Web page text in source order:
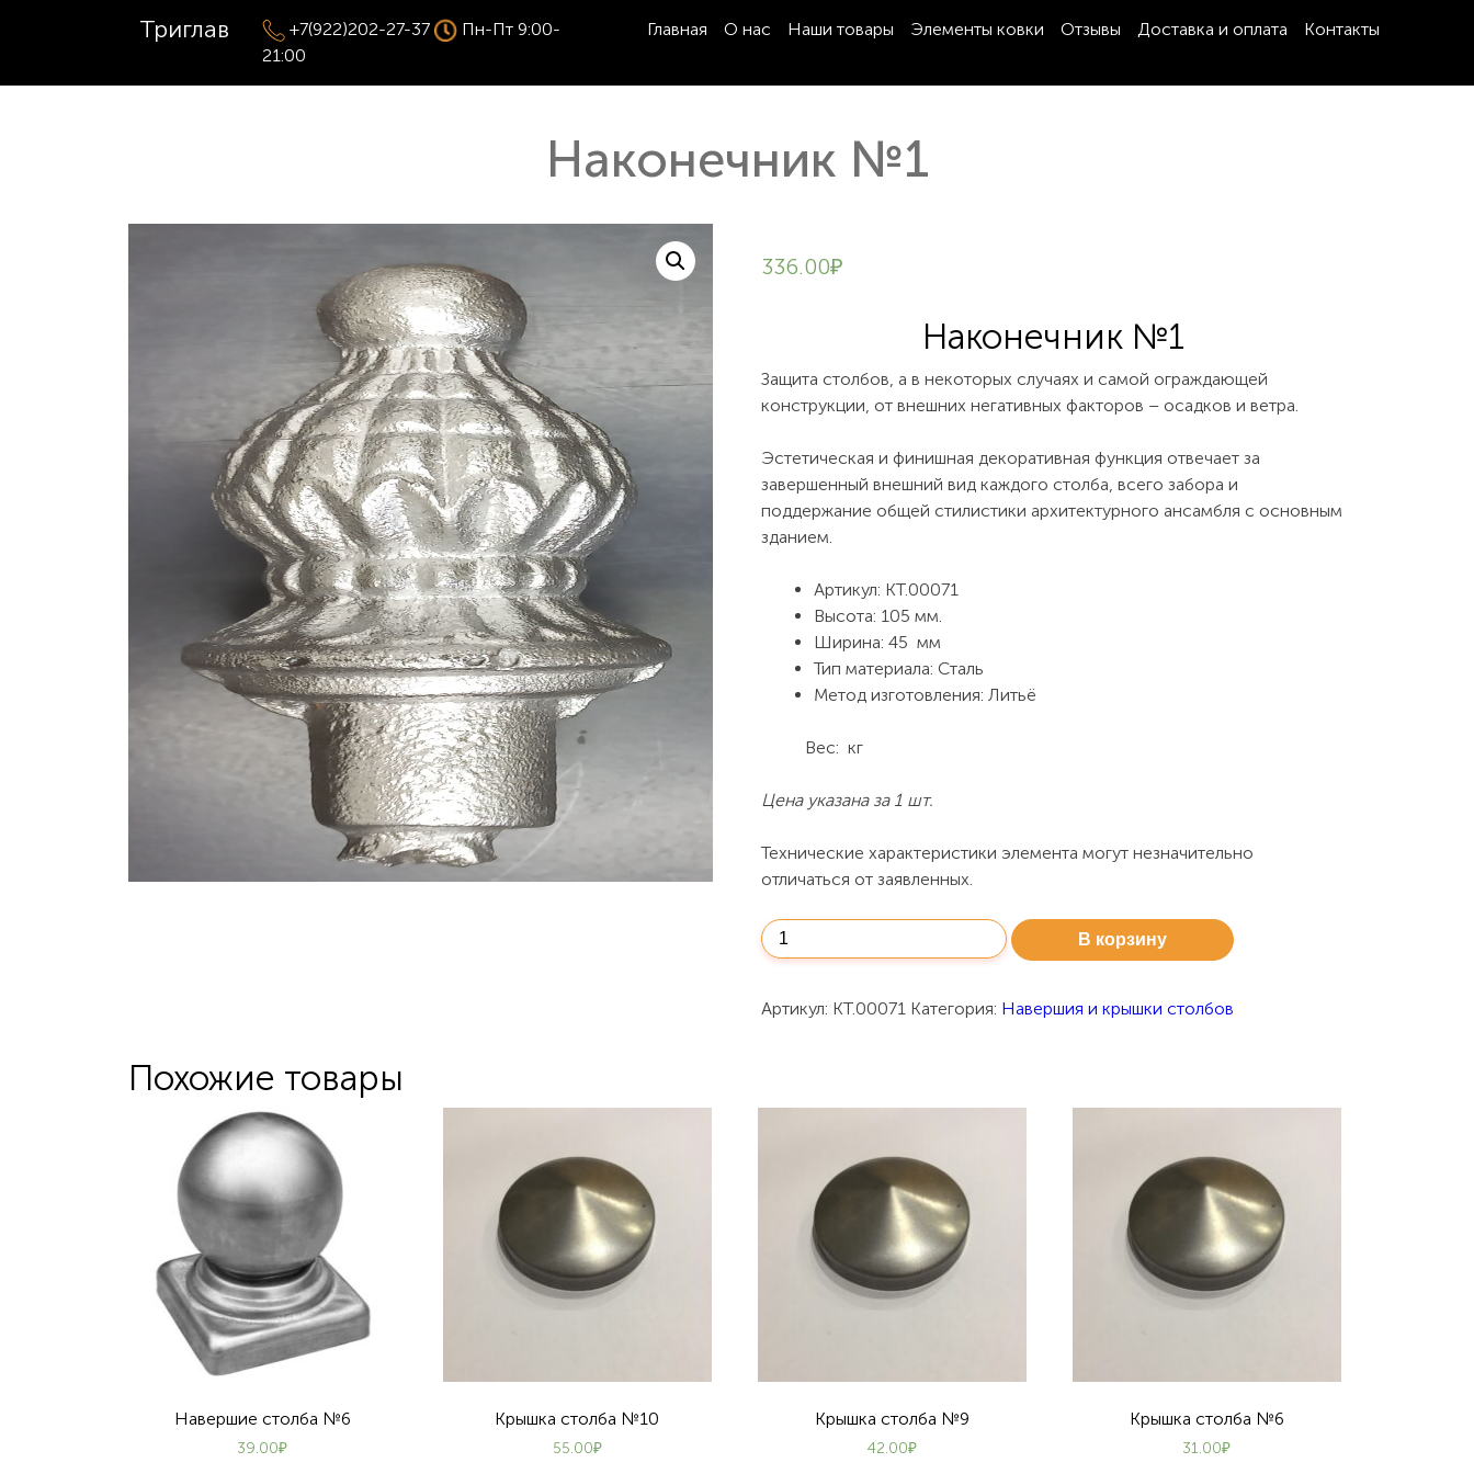
Триглав +7(922)202-27-37
Пн-Пт 9:00-
21:00
Главная О нас Наши товары Элементы ковки Отзывы Доставка и оплата Контакты
Наконечник №1
336.00₽
Наконечник №1
Защита столбов, а в некоторых случаях и самой ограждающей
конструкции, от внешних негативных факторов – осадков и ветра.
Эстетическая и финишная декоративная функция отвечает за
завершенный внешний вид каждого столба, всего забора и
поддержание общей стилистики архитектурного ансамбля с основным
зданием.
Артикул: КТ.00071
Высота: 105 мм.
Ширина: 45 мм
Тип материала: Сталь
Метод изготовления: Литьё
Вес: кг
Цена указана за 1 шт.
Технические характеристики элемента могут незначительно
отличаться от заявленных.
Количество
Наконечник
В корзину
Артикул: КТ.00071 Категория: Навершия и крышки столбов
Похожие товары
Навершие столба №6
39.00₽
Крышка столба №10
55.00₽
Крышка столба №9
42.00₽
Крышка столба №6
31.00₽